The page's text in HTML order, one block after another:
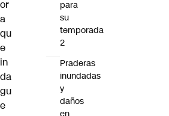
or
a
qu
e
in
da
gu
e
para
su
temporada
2
Praderas
inundadas
y
daños
en